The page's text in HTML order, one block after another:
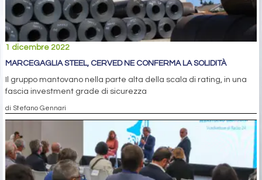
1 dicembre 2022
MARCEGAGLIA STEEL, CERVED NE CONFERMA LA SOLIDITÀ
Il gruppo mantovano nella parte alta della scala di rating, in una
fascia investment grade di sicurezza
di Stefano Gennari